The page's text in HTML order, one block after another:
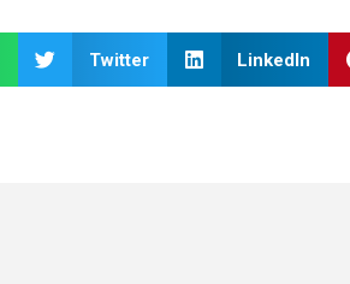
Twitter LinkedIn